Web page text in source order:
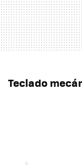
Teclado